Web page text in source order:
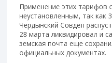
Применение этих тарифов
неустановленным, так как
Чердынский Совдеп
28 марта ликвидировал и
земская почта еще
официальных документах.